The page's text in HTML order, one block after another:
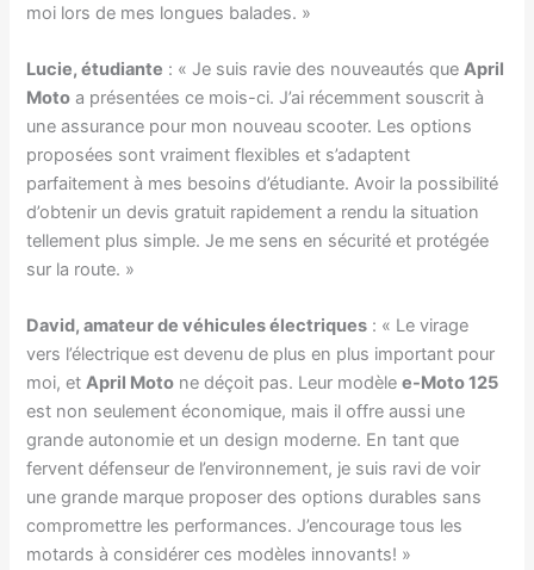
moi lors de mes longues balades. »
Lucie, étudiante : « Je suis ravie des nouveautés queApril
Moto a présentées ce mois-ci. J’ai récemment souscrit à
une assurance pour mon nouveau scooter. Les options
proposées sont vraiment flexibles et s’adaptent
parfaitement à mes besoins d’étudiante. Avoir la possibilité
d’obtenir un devis gratuit rapidement a rendu la situation
tellement plus simple. Je me sens en sécurité et protégée
sur la route. »
David, amateur de véhicules électriques : « Le virage
vers l’électrique est devenu de plus en plus important pour
moi, etApril Moto ne déçoit pas. Leur modèlee-Moto 125
est non seulement économique, mais il offre aussi une
grande autonomie et un design moderne. En tant que
fervent défenseur de l’environnement, je suis ravi de voir
une grande marque proposer des options durables sans
compromettre les performances. J’encourage tous les
motards à considérer ces modèles innovants! »